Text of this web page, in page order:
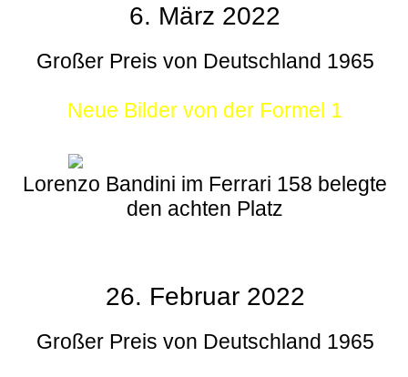
6. März 2022
Großer Preis von Deutschland 1965
Neue Bilder von der Formel 1
Lorenzo Bandini im Ferrari 158 belegte
den achten Platz
26. Februar 2022
Großer Preis von Deutschland 1965